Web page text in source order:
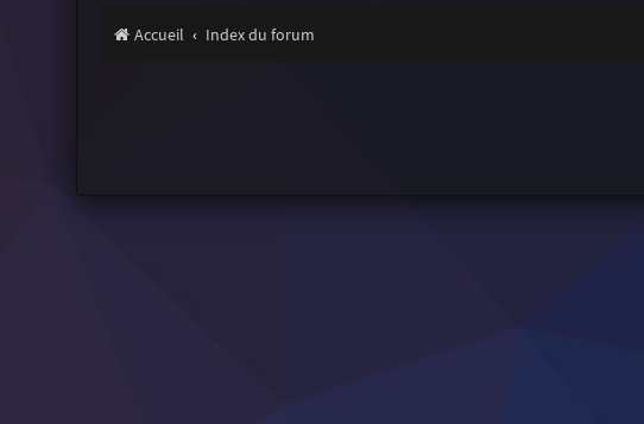
Accueil Index du forum